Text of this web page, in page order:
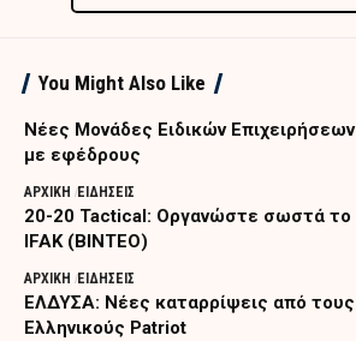
You Might Also Like
Nέες Μονάδες Ειδικών Επιχειρήσεων
με εφέδρους
ΑΡΧΙΚΗ ΕΙΔΗΣΕΙΣ
20-20 Tactical: Οργανώστε σωστά το
IFAK (ΒΙΝΤΕΟ)
ΑΡΧΙΚΗ ΕΙΔΗΣΕΙΣ
ΕΛΔΥΣΑ: Νέες καταρρίψεις από τους
Ελληνικούς Patriot